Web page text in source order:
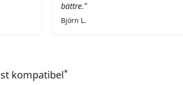
bättre."
Björn L.
kompatibel*